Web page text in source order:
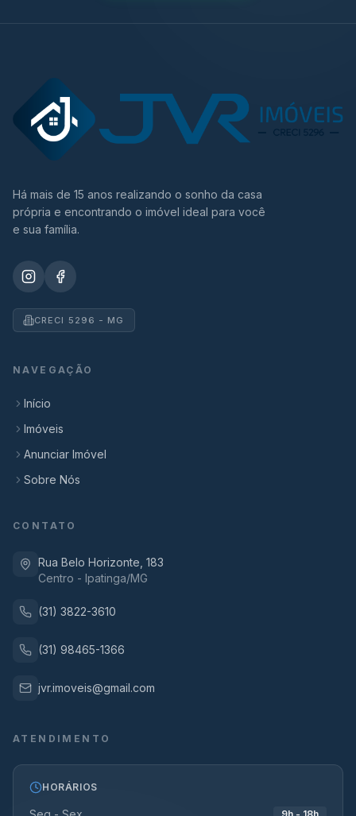
Há mais de 15 anos realizando o sonho da casa
própria e encontrando o imóvel ideal para você
e sua família.
CRECI 5296 - MG
NAVEGAÇÃO
Início
Imóveis
Anunciar Imóvel
Sobre Nós
CONTATO
Rua Belo Horizonte, 183
Centro - Ipatinga/MG
(31) 3822-3610
(31) 98465-1366
jvr.imoveis@gmail.com
ATENDIMENTO
HORÁRIOS